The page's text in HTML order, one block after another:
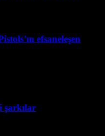
efsaneleşen
şarkılar